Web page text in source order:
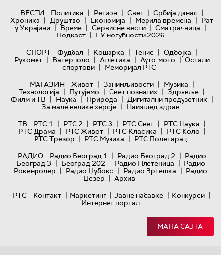
ВЕСТИ Политика | Регион | Свет | Србија данас |
Хроника | Друштво | Економија | Мерила времена | Рат
у Украјини | Време | Сервисне вести | Сматрачница |
Подкаст | ЕУ могућности 2026
СПОРТ
Фудбал | Кошарка | Тенис | Одбојка |
Рукомет | Ватерполо | Атлетика | Ауто-мото | Остали
спортови | Меморијал РТС
МАГАЗИН
Живот | Занимљивости | Музика |
Технологијa | Путујемо | Свет познатих | Здравље |
Филм и ТВ | Наука | Природа | Дигитални предузетник |
За мале велике хероје | Наизглед здрав
ТВ
РТС 1 | РТС 2 | РТС 3 | РТС Свет | РТС Наука |
РТС Драма | РТС Живот | РТС Класика | РТС Коло |
РТС Трезор | РТС Музика | РТС Полетарац
РАДИО
Радио Београд 1 | Радио Београд 2 | Радио
Београд 3 | Београд 202 | Радио Плетеница | Радио
Рокенролер | Радио Џубокс | Радио Вртешка | Радио
Џезер | Архив
РТС
Контакт | Маркетинг | Јавне набавке | Конкурси |
Интернет портал
МАПА САЈТА